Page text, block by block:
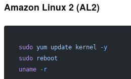
Amazon Linux 2 (AL2)
sudo yum update kernel -y
sudo reboot
uname -r